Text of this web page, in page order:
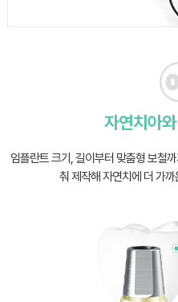
자연치아
임플란트 크기, 길이부터 맞춤형 보철
춰 제작해 자연치에 더 가